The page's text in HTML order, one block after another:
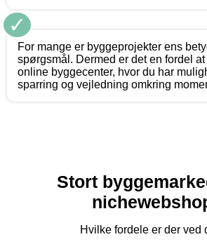
✓
For mange er byggeprojekter ens
spørgsmål. Dermed er det en fordel
online byggecenter, hvor du har
sparring og vejledning omkring
Stort
Hvilke fordele er der ved